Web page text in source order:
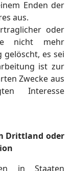
Enden der
aus.
oder
nicht mehr
es sei
ist zur
Zwecke aus
Interesse
Drittland oder
in Staaten